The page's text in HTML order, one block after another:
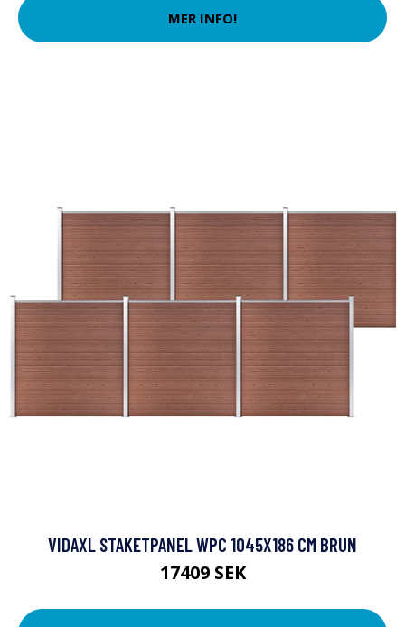
MER INFO!
VIDAXL STAKETPANEL WPC 1045X186 CM BRUN
17409 SEK